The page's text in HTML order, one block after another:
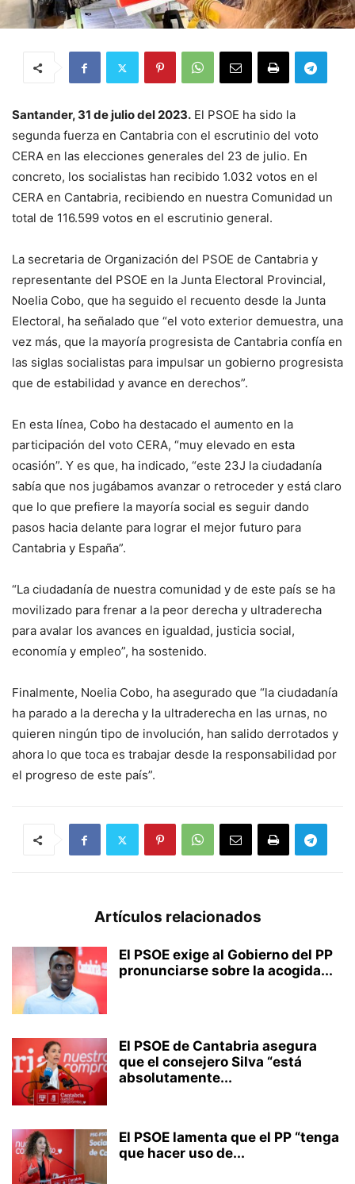
Santander, 31 de julio del 2023. El PSOE ha sido la
segunda fuerza en Cantabria con el escrutinio del voto
CERA en las elecciones generales del 23 de julio. En
concreto, los socialistas han recibido 1.032 votos en el
CERA en Cantabria, recibiendo en nuestra Comunidad un
total de 116.599 votos en el escrutinio general.
La secretaria de Organización del PSOE de Cantabria y
representante del PSOE en la Junta Electoral Provincial,
Noelia Cobo, que ha seguido el recuento desde la Junta
Electoral, ha señalado que “el voto exterior demuestra, una
vez más, que la mayoría progresista de Cantabria confía en
las siglas socialistas para impulsar un gobierno progresista
que de estabilidad y avance en derechos”.
En esta línea, Cobo ha destacado el aumento en la
participación del voto CERA, “muy elevado en esta
ocasión”. Y es que, ha indicado, “este 23J la ciudadanía
sabía que nos jugábamos avanzar o retroceder y está claro
que lo que prefiere la mayoría social es seguir dando
pasos hacia delante para lograr el mejor futuro para
Cantabria y España”.
“La ciudadanía de nuestra comunidad y de este país se ha
movilizado para frenar a la peor derecha y ultraderecha
para avalar los avances en igualdad, justicia social,
economía y empleo”, ha sostenido.
Finalmente, Noelia Cobo, ha asegurado que “la ciudadanía
ha parado a la derecha y la ultraderecha en las urnas, no
quieren ningún tipo de involución, han salido derrotados y
ahora lo que toca es trabajar desde la responsabilidad por
el progreso de este país”.
Artículos relacionados
El PSOE exige al Gobierno del PP
pronunciarse sobre la acogida...
El PSOE de Cantabria asegura
que el consejero Silva “está
absolutamente...
El PSOE lamenta que el PP “tenga
que hacer uso de...